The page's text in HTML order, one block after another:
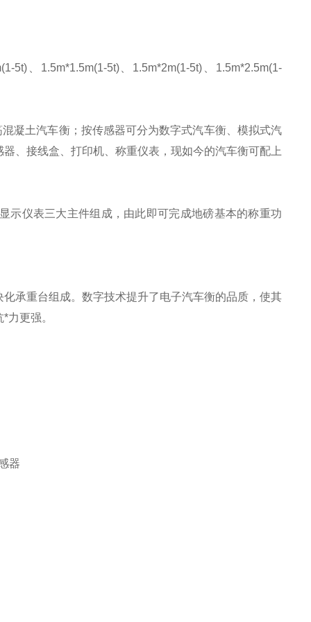
5t)、1.5m*1.5m(1-5t)、1.5m*2m(1-5t)、1.5m*2.5m(1-
凝土汽车衡；按传感器可分为数字式汽车衡、模拟式汽
、接线盒、打印机、称重仪表，现如今的汽车衡可配上
示仪表三大主件组成，由此即可完成地磅基本的称重功
承重台组成。数字技术提升了电子汽车衡的品质，使其
力更强。
器